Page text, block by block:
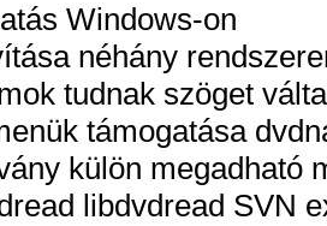
Windows-on
néhány
tudnak szöget
támogatása
külön megadható
libdvdread SVN